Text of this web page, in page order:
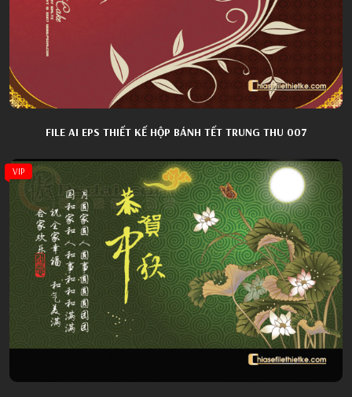
FILE AI EPS THIẾT KẾ HỘP BÁNH TẾT TRUNG THU 007
VIP